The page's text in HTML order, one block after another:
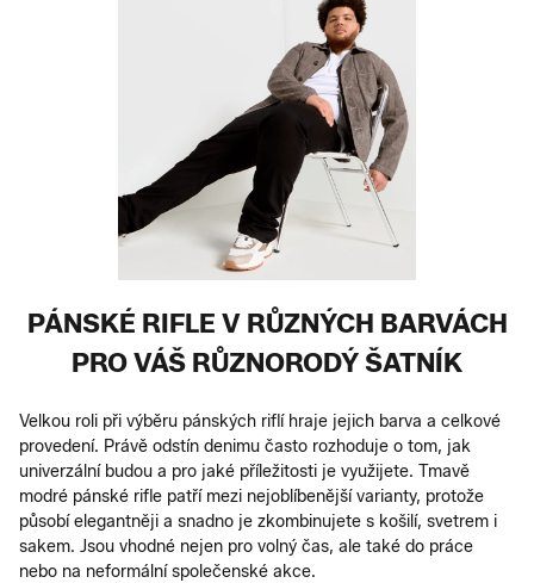
PÁNSKÉ RIFLE V RŮZNÝCH BARVÁCH
PRO VÁŠ RŮZNORODÝ ŠATNÍK
Velkou roli při výběru pánských riflí hraje jejich barva a celkové
provedení. Právě odstín denimu často rozhoduje o tom, jak
univerzální budou a pro jaké příležitosti je využijete. Tmavě
modré pánské rifle patří mezi nejoblíbenější varianty, protože
působí elegantněji a snadno je zkombinujete s košilí, svetrem i
sakem. Jsou vhodné nejen pro volný čas, ale také do práce
nebo na neformální společenské akce.